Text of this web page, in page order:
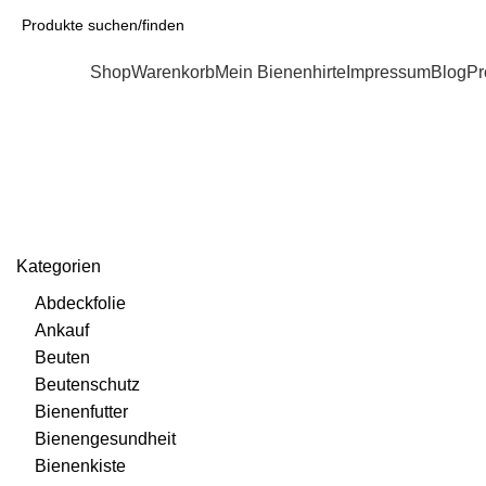
ShopWarenkorbMein Bienenhirte ImpressumBlog
Kategorien
Abdeckfolie
Ankauf
Beuten
Beutenschutz
Bienenfutter
Bienengesundheit
Bienenkiste